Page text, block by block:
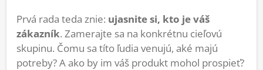
Prvá rada teda znie: ujasnite si, kto je váš
zákazník. Zamerajte sa na konkrétnu cieľovú
skupinu. Čomu sa títo ľudia venujú, aké majú
potreby? A ako by im váš produkt mohol prospieť?